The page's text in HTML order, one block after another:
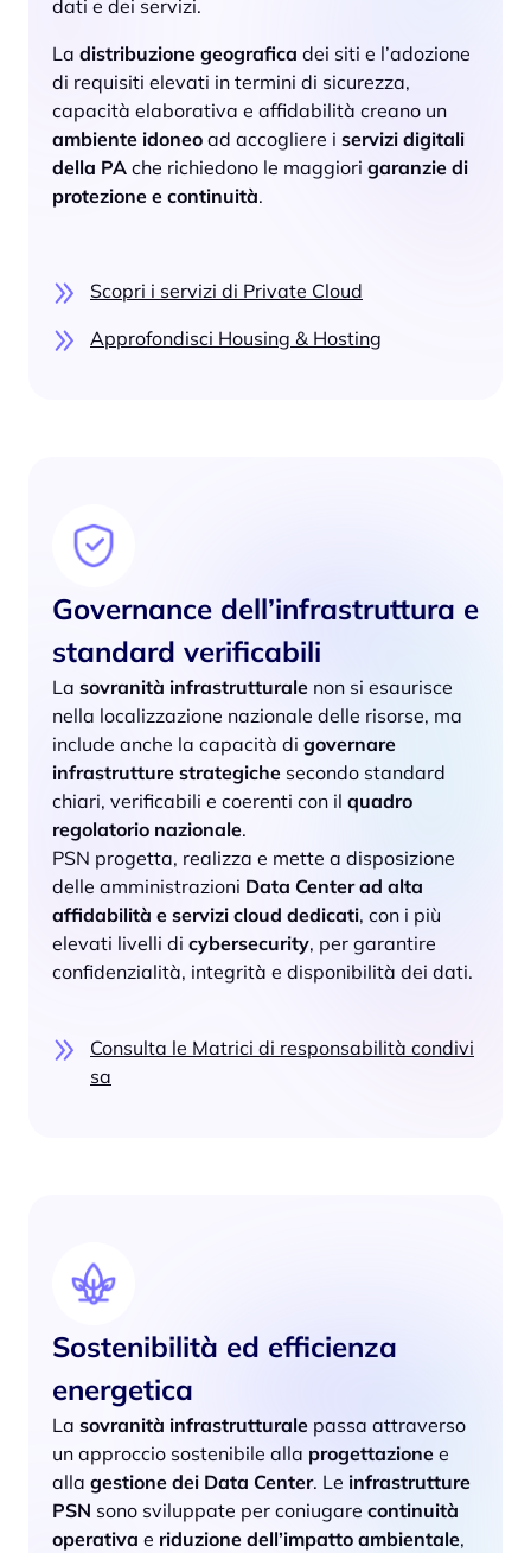
dati e dei servizi.
La distribuzione geografica dei siti e l’adozione
di requisiti elevati in termini di sicurezza,
capacità elaborativa e affidabilità creano un
ambiente idoneo ad accogliere i servizi digitali
della PA che richiedono le maggiori garanzie di
protezione e continuità.
Scopri i servizi di Private Cloud
Approfondisci Housing & Hosting
Governance dell’infrastruttura e
standard verificabili
La sovranità infrastrutturale non si esaurisce
nella localizzazione nazionale delle risorse, ma
include anche la capacità di governare
infrastrutture strategiche secondo standard
chiari, verificabili e coerenti con il quadro
regolatorio nazionale.
PSN progetta, realizza e mette a disposizione
delle amministrazioni Data Center ad alta
affidabilità e servizi cloud dedicati, con i più
elevati livelli di cybersecurity, per garantire
confidenzialità, integrità e disponibilità dei dati.
Consulta le Matrici di responsabilità condivi
sa
Sostenibilità ed efficienza
energetica
La sovranità infrastrutturale passa attraverso
un approccio sostenibile alla progettazione e
alla gestione dei Data Center. Le infrastrutture
PSN sono sviluppate per coniugare continuità
operativa e riduzione dell’impatto ambientale,